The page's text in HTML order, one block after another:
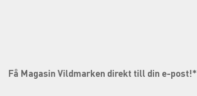
Få Magasin Vildmarken direkt till din e-post!*